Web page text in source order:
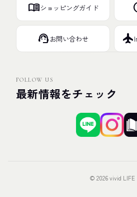
menu_bookショッピングガイド
support_agent お問い合わせ flight
FOLLOW US
最新情報をチェック
© 2026 vivid LIFE